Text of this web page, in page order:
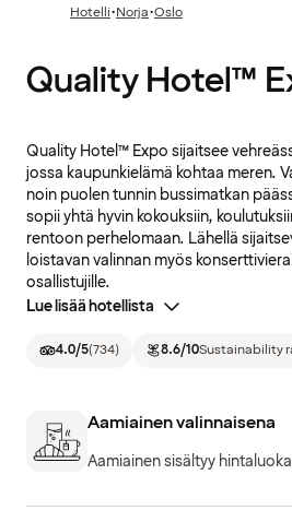
Hotelli·Norja·Oslo
Quality Hotel™
Quality Hotel™ Expo sijaitsee
jossa kaupunkielämä kohtaa meren.
noin puolen tunnin bussimatkan
sopii yhtä hyvin kokouksiin,
rentoon perhelomaan. Lähellä
loistavan valinnan myös
osallistujille.
Lue lisää hotellista
4.0/5(734) 8.6/10Sustainability
Aamiainen valinnaisena
Aamiainen sisältyy